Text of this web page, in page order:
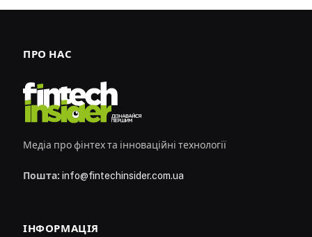
ПРО НАС
Медіа про фінтех та інноваційні технології
Пошта: info@fintechinsider.com.ua
ІНФОРМАЦІЯ